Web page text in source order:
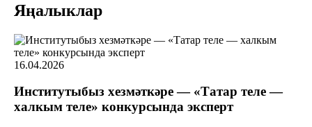
Яңалыклар
16.04.2026
Институтыбыз хезмәткәре — «Татар теле —
халкым теле» конкурсында эксперт